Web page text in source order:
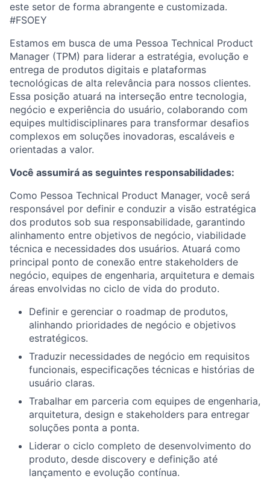
este setor de forma abrangente e customizada.
#FSOEY
Estamos em busca de uma Pessoa Technical Product
Manager (TPM) para liderar a estratégia, evolução e
entrega de produtos digitais e plataformas
tecnológicas de alta relevância para nossos clientes.
Essa posição atuará na interseção entre tecnologia,
negócio e experiência do usuário, colaborando com
equipes multidisciplinares para transformar desafios
complexos em soluções inovadoras, escaláveis e
orientadas a valor.
Você assumirá as seguintes responsabilidades:
Como Pessoa Technical Product Manager, você será
responsável por definir e conduzir a visão estratégica
dos produtos sob sua responsabilidade, garantindo
alinhamento entre objetivos de negócio, viabilidade
técnica e necessidades dos usuários. Atuará como
principal ponto de conexão entre stakeholders de
negócio, equipes de engenharia, arquitetura e demais
áreas envolvidas no ciclo de vida do produto.
Definir e gerenciar o roadmap de produtos,
alinhando prioridades de negócio e objetivos
estratégicos.
Traduzir necessidades de negócio em requisitos
funcionais, especificações técnicas e histórias de
usuário claras.
Trabalhar em parceria com equipes de engenharia,
arquitetura, design e stakeholders para entregar
soluções ponta a ponta.
Liderar o ciclo completo de desenvolvimento do
produto, desde discovery e definição até
lançamento e evolução contínua.